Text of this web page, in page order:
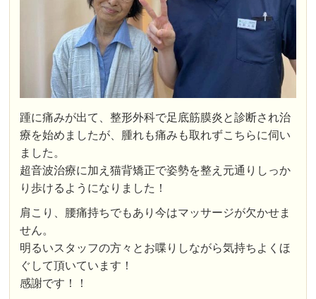
踵に痛みが出て、整形外科で足底筋膜炎と診断され治
療を始めましたが、腫れも痛みも取れずこちらに伺い
ました。
超音波治療に加え猫背矯正で姿勢を整え元通りしっか
り歩けるようになりました！
肩こり、腰痛持ちでもあり今はマッサージが欠かせま
せん。
明るいスタッフの方々とお喋りしながら気持ちよくほ
ぐして頂いています！
感謝です！！